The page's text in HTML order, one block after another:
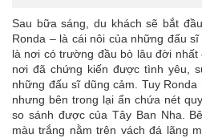
Sau bữa sáng, du khách sẽ bắt
Ronda – là cái nôi của những đấu
là nơi có trường đầu bò lâu đời nhất
nơi đã chứng kiến được tình yêu,
những đấu sĩ dũng cảm. Tuy
nhưng bên trong lại ẩn chứa nét
so sánh được của Tây Ban Nha.
màu trắng nằm trên vách đá lãng